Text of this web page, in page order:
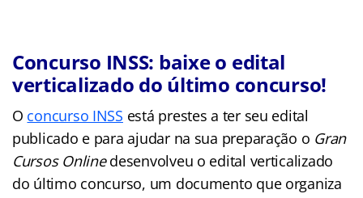
Concurso INSS: baixe o edital
verticalizado do último concurso!
O concurso INSS está prestes a ter seu edital
publicado e para ajudar na sua preparação o Gran
Cursos Onlinedesenvolveu o edital verticalizado
do último concurso, um documento que organiza